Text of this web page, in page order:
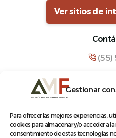
Gestionar
Para ofrecer las mejores experiencias,
cookies para almacenar y/o acceder a
consentimiento de estas tecnologías
Ver sitios de
(55)
Manuel María